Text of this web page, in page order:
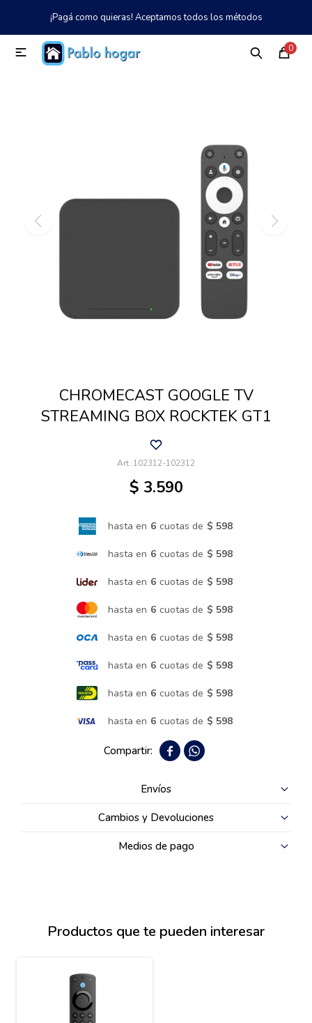
¡Pagá como quieras! Aceptamos todos los métodos
0

CHROMECAST GOOGLE TV
STREAMING BOX ROCKTEK GT1
102312-102312
$ 3.590
hasta en 6 cuotas de $ 598
hasta en 6 cuotas de $ 598
hasta en 6 cuotas de $ 598
hasta en 6 cuotas de $ 598
hasta en 6 cuotas de $ 598
hasta en 6 cuotas de $ 598
hasta en 6 cuotas de $ 598
hasta en 6 cuotas de $ 598
 
Envíos
Cambios y Devoluciones
Medios de pago
Productos que te pueden interesar
MI CUENTA
Catálogo Tienda 097 997 042
Tecnología
TV, Audio y Video
Aire libre y Jardín
Muebles de exterior
Lavado y secado
Bicicletas y más